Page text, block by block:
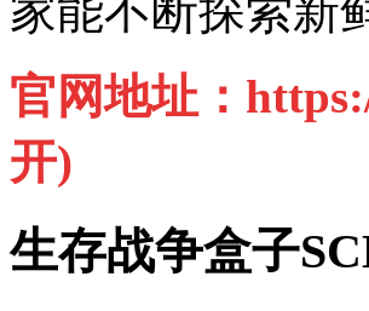
家能不断探索新
官网地址：
开)
生存战争盒子